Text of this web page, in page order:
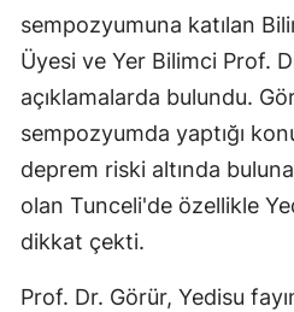
sempozyumuna katılan
Üyesi ve Yer Bilimci Prof.
açıklamalarda bulundu.
sempozyumda yaptığı
deprem riski altında
olan Tunceli'de özellikle
dikkat çekti.
Prof. Dr. Görür, Yedisu